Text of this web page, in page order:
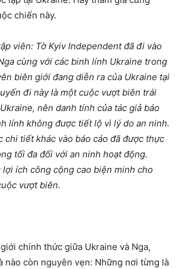
chiến này.
viên: Tờ Kyiv Independent đã đi vào
cùng với các binh lính Ukraine trong
biên giới đang diễn ra của Ukraine tại
đi này là một cuộc vượt biên trái
nên danh tính của tác giả báo
lính không được tiết lộ vì lý do an ninh.
chi tiết khác vào báo cáo đã được thực
tối đa đối với an ninh hoạt động.
ích công cộng cao biện minh cho
vượt biên.
chính thức giữa Ukraine và Nga,
nào còn nguyên vẹn: Những nơi từng là